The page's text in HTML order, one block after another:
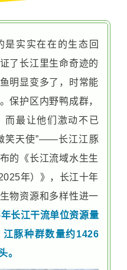
是实实在在的生态回
了长江里生命奇迹的
明显变多了，时常能
保护区内野鸭成群，
而最让他们激动不已
笑天使”——长江江豚
的《长江流域水生生
年）》，长江十年
物资源和多样性进一
长江干流单位资源量
豚种群数量约1426
。